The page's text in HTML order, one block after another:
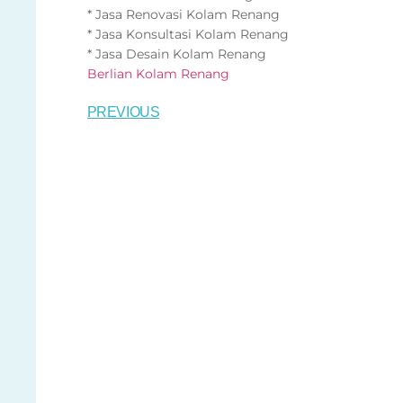
* Jasa Renovasi Kolam Renang
* Jasa Konsultasi Kolam Renang
* Jasa Desain Kolam Renang
Berlian Kolam Renang
PREVIOUS